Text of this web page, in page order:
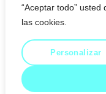
“Aceptar todo”
las cookies.
Personalizar